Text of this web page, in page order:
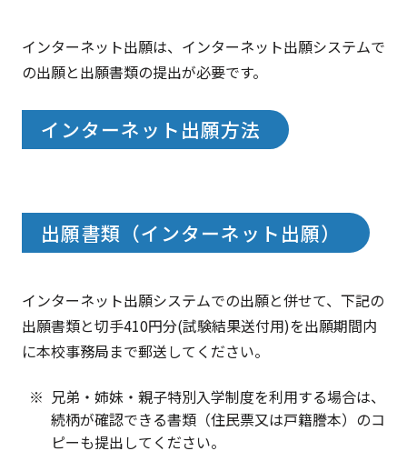
インターネット出願は、インターネット出願システムで
の出願と出願書類の提出が必要です。
インターネット出願方法
出願書類（インターネット出願）
インターネット出願システムでの出願と併せて、下記の
出願書類と切手410円分(試験結果送付用)を出願期間内
に本校事務局まで郵送してください。
兄弟・姉妹・親子特別入学制度を利用する場合は、
続柄が確認できる書類（住民票又は戸籍謄本）のコ
ピーも提出してください。